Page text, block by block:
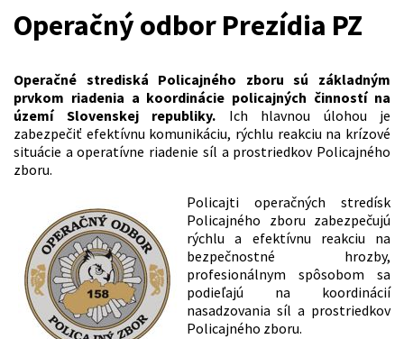
Operačný odbor Prezídia PZ
Operačné strediská Policajného zboru sú základným
prvkom riadenia a koordinácie policajných činností na
území Slovenskej republiky. Ich hlavnou úlohou je
zabezpečiť efektívnu komunikáciu, rýchlu reakciu na krízové
situácie a operatívne riadenie síl a prostriedkov Policajného
zboru.
Policajti operačných stredísk
Policajného zboru zabezpečujú
rýchlu a efektívnu reakciu na
bezpečnostné hrozby,
profesionálnym spôsobom sa
podieľajú na koordinácií
nasadzovania síl a prostriedkov
Policajného zboru.